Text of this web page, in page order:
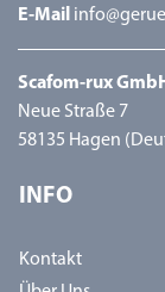
E-Mail
Scafom-rux
Neue Straße 7
58135 Hagen
INFO
Kontakt